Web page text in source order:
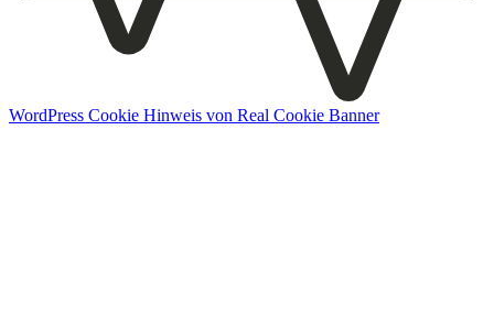
WordPress Cookie Hinweis von Real Cookie Banner